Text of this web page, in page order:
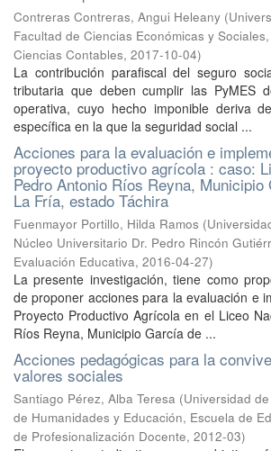
Contreras Contreras, Angui Heleany (
Facultad de Ciencias Económicas y
Ciencias Contables, 2017-10-04)
La contribución parafiscal del seguro
tributaria que deben cumplir las PyMES
operativa, cuyo hecho imponible deriva
específica en la que la seguridad social ...
Acciones para la evaluación e
proyecto productivo agrícola : caso:
Pedro Antonio Ríos Reyna,
La Fría, estado Táchira
Fuenmayor Portillo, Hilda Ramos (
Núcleo Universitario Dr. Pedro Rincón
Evaluación Educativa, 2016-04-27)
La presente investigación, tiene como
de proponer acciones para la evaluación e
Proyecto Productivo Agrícola en el Liceo
Ríos Reyna, Municipio García de ...
Acciones pedagógicas para la
valores sociales
Santiago Pérez, Alba Teresa (Universidad
de Humanidades y Educación, Escuela de
de Profesionalización Docente, 2012-03)